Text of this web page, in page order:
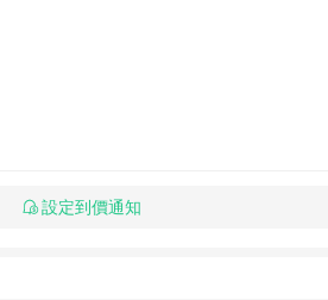
設定到價通知